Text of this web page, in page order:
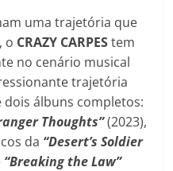
uma trajetória que
o CRAZY CARPEStem
no cenário musical
trajetória
álbuns completos:
Thoughts”(2023),
da “Desert’s Soldier
“Breaking the Law”